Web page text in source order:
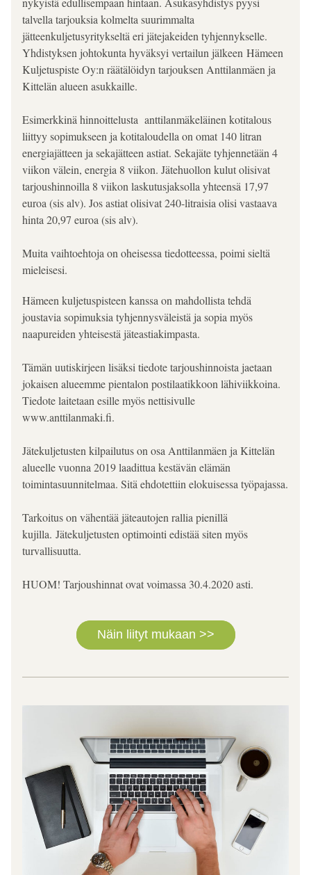
talvella tarjouksia kolmelta suurimmalta
jätteenkuljetusyritykseltä eri jätejakeiden tyhjennykselle.
Yhdistyksen johtokunta hyväksyi vertailun jälkeen Hämeen
Kuljetuspiste Oy:n räätälöidyn tarjouksen Anttilanmäen ja
Kittelän alueen asukkaille.
Esimerkkinä hinnoittelusta  anttilanmäkeläinen kotitalous
liittyy sopimukseen ja kotitaloudella on omat 140 litran
energiajätteen ja sekajätteen astiat. Sekajäte tyhjennetään 4
viikon välein, energia 8 viikon. Jätehuollon kulut olisivat
tarjoushinnoilla 8 viikon laskutusjaksolla yhteensä 17,97
euroa (sis alv). Jos astiat olisivat 240-litraisia olisi vastaava
hinta 20,97 euroa (sis alv).
Muita vaihtoehtoja on oheisessa tiedotteessa, poimi sieltä
mieleisesi.
Hämeen kuljetuspisteen kanssa on mahdollista tehdä
joustavia sopimuksia tyhjennysväleistä ja sopia myös
naapureiden yhteisestä jäteastiakimpasta.
Tämän uutiskirjeen lisäksi tiedote tarjoushinnoista jaetaan
jokaisen alueemme pientalon postilaatikkoon lähiviikkoina.
Tiedote laitetaan esille myös nettisivulle
www.anttilanmaki.fi.
Jätekuljetusten kilpailutus on osa Anttilanmäen ja Kittelän
alueelle vuonna 2019 laadittua kestävän elämän
toimintasuunnitelmaa. Sitä ehdotettiin elokuisessa työpajassa.
Tarkoitus on vähentää jäteautojen rallia pienillä
kujilla. Jätekuljetusten optimointi edistää siten myös
turvallisuutta.
HUOM! Tarjoushinnat ovat voimassa 30.4.2020 asti.
Näin liityt mukaan >>